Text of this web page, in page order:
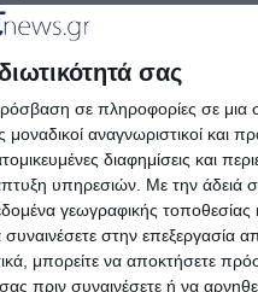
σας
σε πληροφορίες σε
αναγνωριστικοί και
διαφημίσεις και
υπηρεσιών. Με την άδειά
γεωγραφικής τοποθεσίας
στην επεξεργασία
μπορείτε να αποκτήσετε
πριν συναινέσετε ή να
εμβαδού 375,45
που βρίσκονται
όπως είναι ένα
στη στροφή προς
της Νερούλη